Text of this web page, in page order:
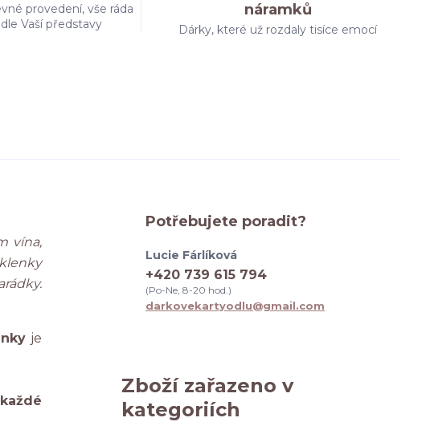
provedení, vše ráda
Vaší představy
náramků
Dárky, které už rozdaly tisíce emocí
vína,
je
Zboží zařazeno v
kategoriích
Potřebujete poradit?
Lucie Fárlíková
+420 739 615 794
(Po-Ne, 8-20 hod.)
darkovekartyodlu@gmail.com